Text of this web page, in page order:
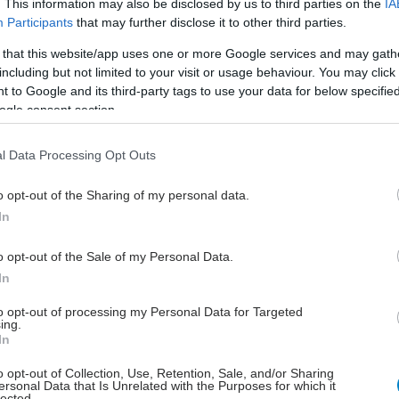
This information may also be disclosed by us to third parties on the
Participants that may further disclose it to other third parties.
this website/app uses one or more Google services and may
but not limited to your visit or usage behaviour. You may
to Google and its third-party tags to use your data for below
consent section.
Data Processing Opt Outs
opt-out of the Sharing of my personal data.
opt-out of the Sale of my Personal Data.
opt-out of processing my Personal Data for Targeted
opt-out of Collection, Use, Retention, Sale, and/or Sharing
Data that Is Unrelated with the Purposes for which it
οφειλών αυτών ο κρατικός προϋπολογισμός
κατ΄ έτος τα νοσοκομεία για την εύρυθμη λειτουργία
πραγματικών ληξιπρόθεσμων οφειλών του ΕΟΠΥΥ,
με την υστέρηση απόδοσης των εσόδων του δεν
δημοσιονομικούς κινδύνους στον κρατικό
σήμερα
στη Ρόδο: ''Σε ενάμιση χρόνο, το νοσοκομείο θα